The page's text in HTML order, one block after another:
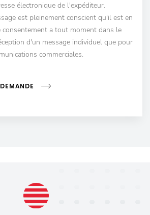
électronique de l'expéditeur.
est pleinement conscient qu'il est en
consentement a tout moment dans le
d'un message individuel que pour
commerciales.